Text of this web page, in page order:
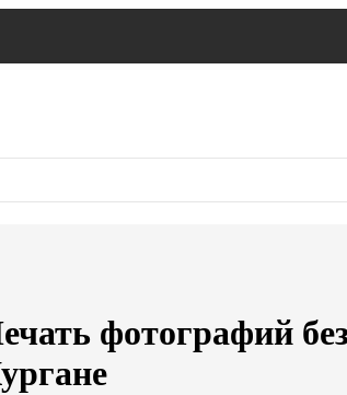
фотографий